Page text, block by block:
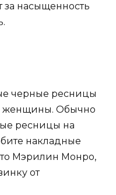
за насыщенность
черные ресницы
женщины. Обычно
ресницы на
накладные
то Мэрилин Монро,
от